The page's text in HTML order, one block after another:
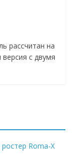
рассчитан на
с двумя
Roma-X